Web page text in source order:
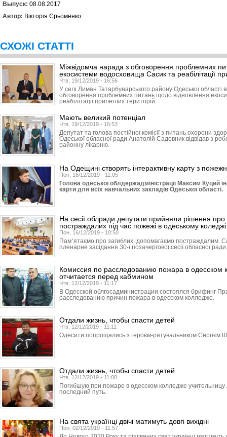
Выпуск: 08.08.2017
Автор: Вікторія Єрьоменко
СХОЖІ СТАТТІ
Міжвідомча нарада з обговорення проблемних
екосистеми водосховища Сасик та реабілітації
Чтв, 19/12/2019 - 16:56
У селі Лиман Татарбунарського району Одеської області
обговорення проблемних питань щодо відновлення
реабілітації прилеглих територій
Мають великий потенціал
Чтв, 19/12/2019 - 16:53
Депутат та голова постійної комісії з питань охорони
Одеської обласної ради Анатолій Садовник відвідав з
районну лікарню.
На Одещині створять інтерактивну карту з
Пон, 16/12/2019 - 11:05
Голова одеської облдержадміністрації Максим Куций
карти для всіх навчальних закладів Одеської області.
На сесії облради депутати прийняли рішення про
постраждалих під час пожежі в одеському коледжі
Пон, 16/12/2019 - 10:50
Пам՚ятаємо про загиблих, допомагаємо постраждалим.
пленарне засідання 30-ї позачергової сесії обласної ради.
Комиссия по расследованию пожара в одесском
отчитается перед кабмином
Чтв, 12/12/2019 - 11:17
В Одесской облгосадми­нист­рации состоялся брифинг
расследованию причин пожара в одесском колледже.
Отдали жизнь, чтобы спасти детей
Чтв, 12/12/2019 - 11:11
Одесити попрощались з героєм-рятувальником Сергієм
Отдали жизнь, чтобы спасти детей
Чтв, 12/12/2019 - 11:08
Погибшую при пожаре в одесском колледже
последний путь.
На свята українці двічі матимуть довгі вихідні
Пон, 02/12/2019 - 11:57